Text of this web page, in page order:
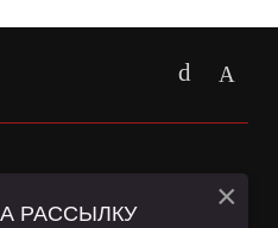
и сервис «Яндекс
РАССЫЛКУ ×